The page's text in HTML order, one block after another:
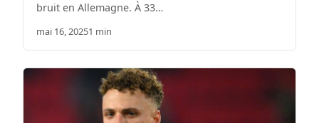
bruit en Allemagne. À 33…
mai 16, 20251 min